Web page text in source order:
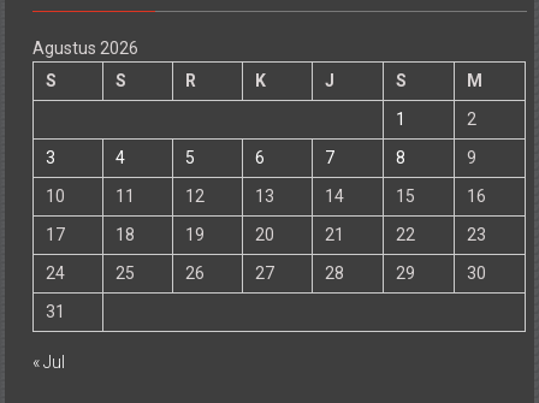
Agustus 2026
S
S R K J S
M
1
2
3
4 5 6 7 8
9
10
11 12 13 14 15
16
17
18 19 20 21 22
23
24
25 26 27 28 29
30
31
« Jul